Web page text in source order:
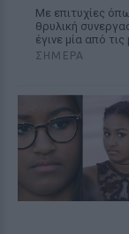
Με επιτυχίες
θρυλική
έγινε μία από
ΣΉΜΕΡΑ